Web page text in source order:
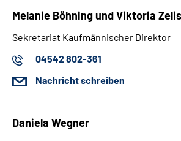
Melanie Böhning und Viktoria
Sekretariat Kaufmännischer Direktor
04542 802-361
Nachricht schreiben
Daniela Wegner